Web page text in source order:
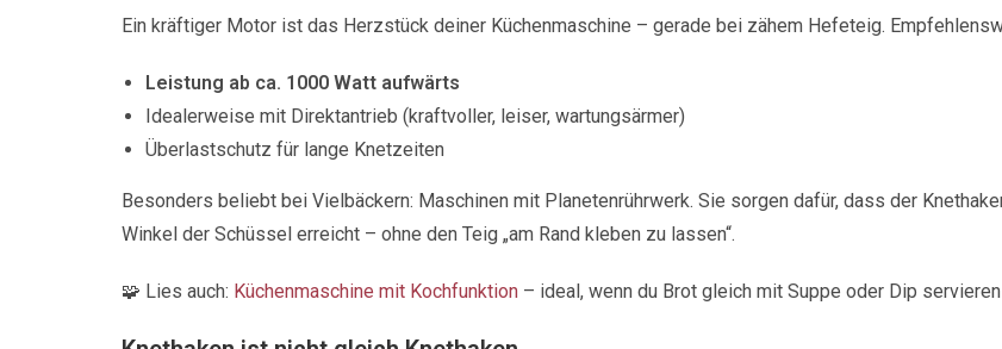
Ein kräftiger Motor ist das Herzstück deiner Küchenmaschine – gerade bei zähem Hefeteig.
Leistung ab ca. 1000 Watt aufwärts
Idealerweise mit Direktantrieb (kraftvoller, leiser, wartungsärmer)
Überlastschutz für lange Knetzeiten
Besonders beliebt bei Vielbäckern: Maschinen mit Planetenrührwerk. Sie sorgen dafür, dass der
Winkel der Schüssel erreicht – ohne den Teig „am Rand kleben zu lassen“.
🧩 Lies auch: Küchenmaschine mit Kochfunktion – ideal, wenn du Brot gleich mit Suppe oder Dip